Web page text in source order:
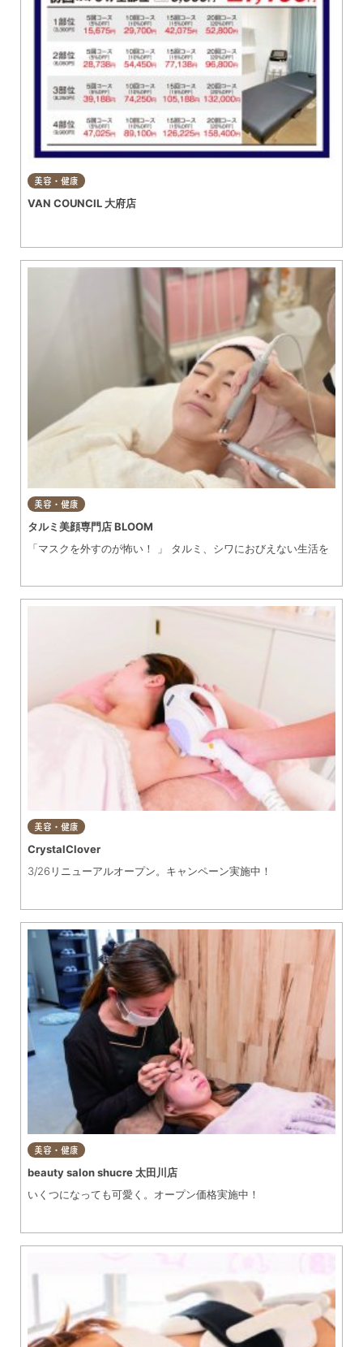
美容・健康
VAN COUNCIL 大府店
美容・健康
タルミ美顔専門店 BLOOM
「マスクを外すのが怖い！ 」 タルミ、シワにおびえない生活を
美容・健康
CrystalClover
3/26リニューアルオープン。キャンペーン実施中！
美容・健康
beauty salon shucre 太田川店
いくつになっても可愛く。オープン価格実施中！